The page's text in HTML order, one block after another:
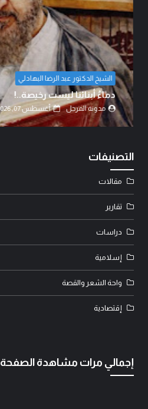
الشيخ الدكتور عبد الرضا البهادلي
دماءُ أبنائنا ليست رخيصة..!
مدونة المرجل أغسطس 07, 2026
التصنيفات
مقالات
تقارير
دراسات
إسلامية
واحة الشعر والقصة
إقتصادية
إجمالي مرات مشاهدة الصفحة